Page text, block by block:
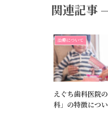
関連記事
治療について
えぐち歯科医院
科」の特徴につ